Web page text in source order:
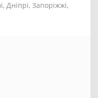
Дніпрі, Запоріжжі,